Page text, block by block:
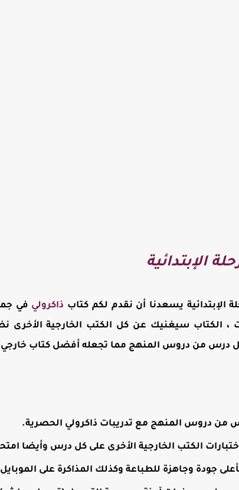
الإبتدائية
الإبتدائية يسعدنا أن نقدم لكم كتاب ذاكرولي في
، الكتاب سيغنيك عن كل الكتب الخارجية الأخرى
درس من دروس المنهج مما تجعله أفضل كتاب خارجي
دروس المنهج مع تدريبات ذاكرولي الحصرية.
الكتب الخارجية الأخرى على كل درس وأيضا